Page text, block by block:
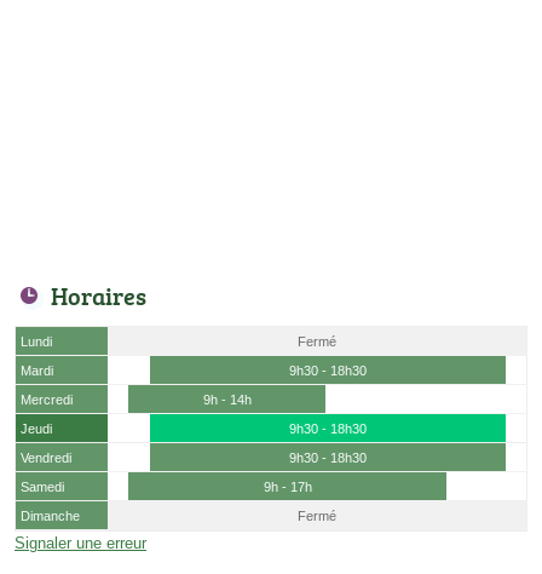
Horaires
Lundi
Fermé
Mardi
9h30 - 18h30
Mercredi
9h - 14h
Jeudi
9h30 - 18h30
Vendredi
9h30 - 18h30
Samedi
9h - 17h
Dimanche
Fermé
Signaler une erreur